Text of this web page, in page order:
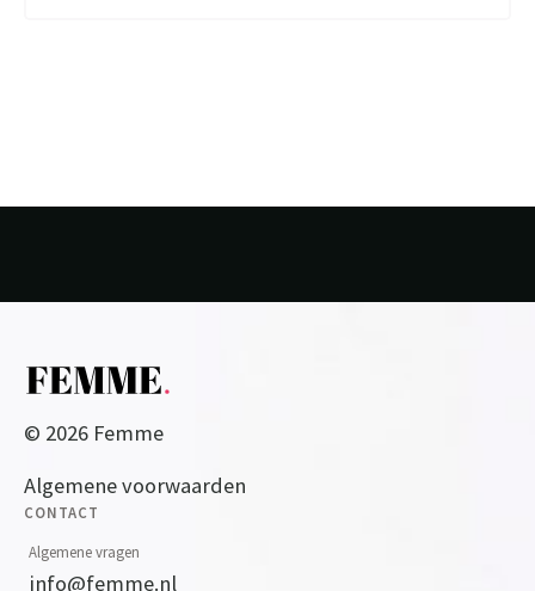
© 2026 Femme
Algemene voorwaarden
CONTACT
Algemene vragen
info@femme.nl